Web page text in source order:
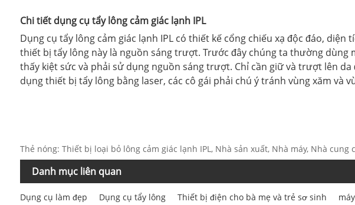
Chi tiết dụng cụ tẩy lông cảm giác lạnh IPL
Dụng cụ tẩy lông cảm giác lạnh IPL có thiết kế cổng chiếu xạ độc đáo,
thiết bị tẩy lông này là nguồn sáng trượt. Trước đây chúng ta thường dùng
thấy kiệt sức và phải sử dụng nguồn sáng trượt. Chỉ cần giữ và trượt lên
dụng thiết bị tẩy lông bằng laser, các cô gái phải chú ý tránh vùng xăm
Thẻ nóng: Thiết bị loại bỏ lông cảm giác lạnh IPL, Nhà sản xuất, Nhà máy, Nhà
Danh mục liên quan
Dụng cụ làm đẹp Dụng cụ tẩy lông Thiết bị điện cho bà mẹ và trẻ sơ sinh